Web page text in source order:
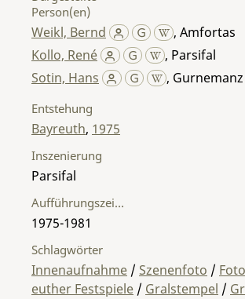
Person(en)
Weikl, Bernd , Amfortas
Kollo, René
, Parsifal
Sotin, Hans
, Gurnemanz
Entstehung
Bayreuth, 1975
Inszenierung
Parsifal
Aufführungszeitraum
1975-1981
Schlagwörter
Innenaufnahme / Szenenfoto /
euther Festspiele / Gralstempel /